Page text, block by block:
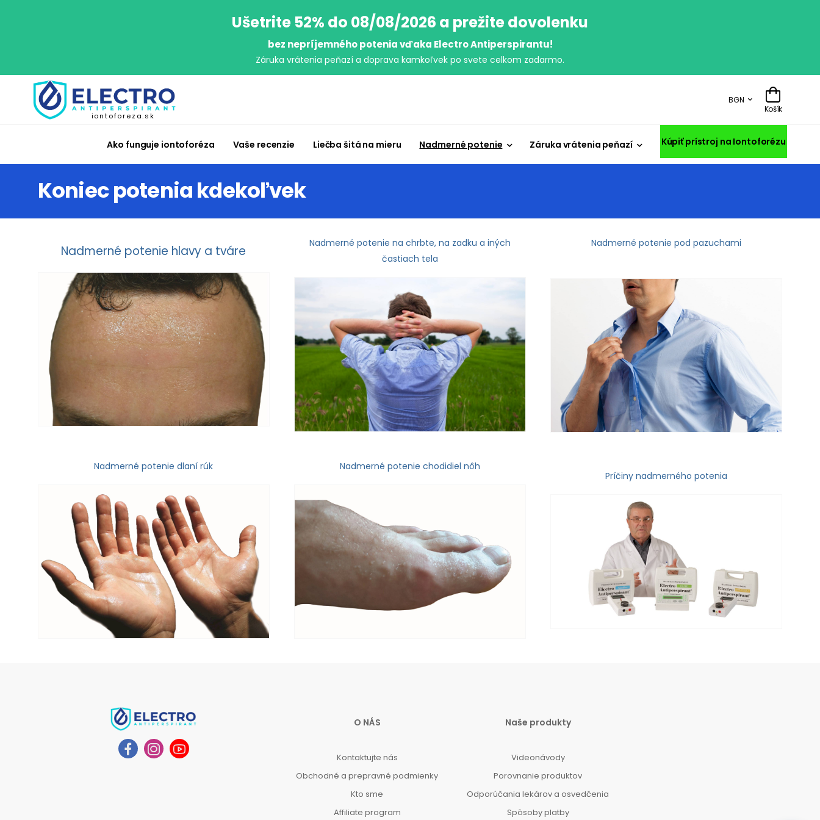
Ušetrite 52% do 08/08/2026 a prežite dovolenku
bez nepríjemného potenia vďaka Electro Antiperspirantu!
Záruka vrátenia peňazí a doprava kamkoľvek po svete celkom zadarmo.
iontoforeza.sk
BGN
Košík
Ako funguje iontoforéza Vaše recenzie Liečba šitá na mieru Nadmerné potenie Záruka vrátenia peňazí Kúpiť prístroj na Iontoforézu
Koniec potenia kdekoľvek
Nadmerné potenie hlavy a tváre
Nadmerné potenie na chrbte, na zadku a iných
častiach tela
Nadmerné potenie pod pazuchami
Nadmerné potenie dlaní rúk
Nadmerné potenie chodidiel nôh
Príčiny nadmerného potenia
O NÁS
Kontaktujte nás
Obchodné a prepravné podmienky
Kto sme
Affiliate program
Naše produkty
Videonávody
Porovnanie produktov
Odporúčania lekárov a osvedčenia
Spôsoby platby